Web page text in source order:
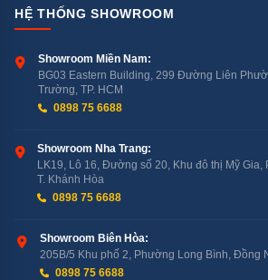
HỆ THỐNG SHOWROOM
Showroom Miền Nam:
BG03 Eastern Building, 299 Đường Liên
Trường, TP. HCM
0898 75 6688
Showroom Nha Trang:
LK19, Lô 16, Đường số 20, Khu đô thị Mỹ
T. Khánh Hòa
0898 75 6688
Showroom Biên Hòa:
205B/5 Khu phố 2, Phường Long Bình, Đồng
0898 75 6688